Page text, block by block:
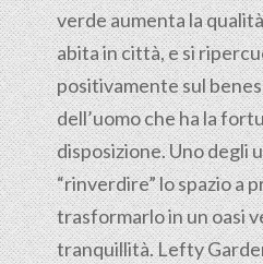
verde aumenta la
abita in città, e si
positivamente sul
dell’uomo che ha la
disposizione. Uno degli
“rinverdire” lo spazio a
trasformarlo in un oasi
tranquillità. Lefty